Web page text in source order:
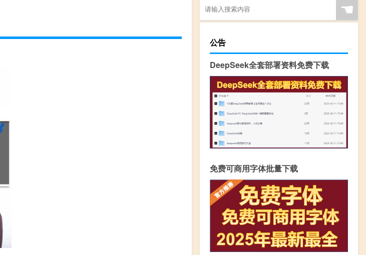
☚
公告
DeepSeek全套部署资料免费下载
免费可商用字体批量下载